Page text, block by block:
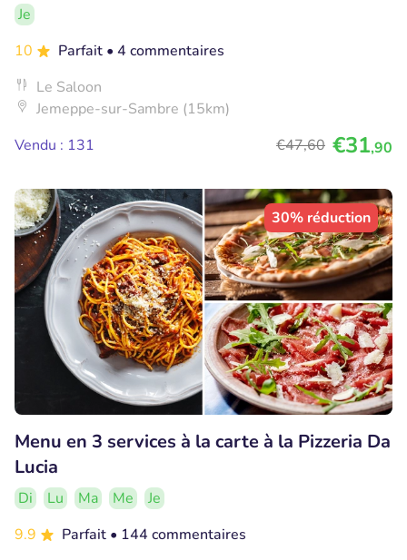
Je
10
Parfait • 4 commentaires
Le Saloon
Jemeppe-sur-Sambre (15km)
Vendu : 131
€47,60 €31,90
30% réduction
Menu en 3 services à la carte à la Pizzeria Da
Lucia
Di Lu Ma Me
Je
9.9
Parfait • 144 commentaires